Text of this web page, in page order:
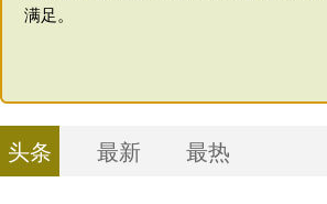
满足。
头条 最新 最热